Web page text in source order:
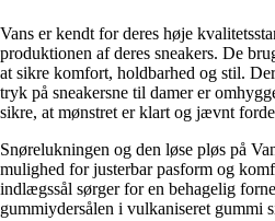
Vans er kendt for deres høje
produktionen af ​​deres sneakers. De
at sikre komfort, holdbarhed og stil.
tryk på sneakersne til damer er
sikre, at mønstret er klart og jævnt
Snørelukningen og den løse pløs på
mulighed for justerbar pasform og
indlægssål sørger for en behagelig
gummiydersålen i vulkaniseret gummi